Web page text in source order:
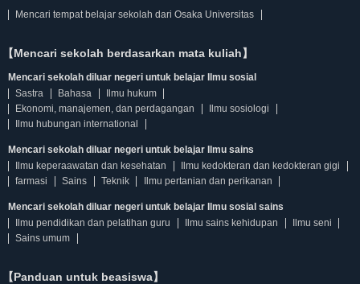
Mencari tempat belajar sekolah dari Osaka Universitas
【Mencari sekolah berdasarkan mata kuliah】
Mencari sekolah diluar negeri untuk belajar Ilmu sosial
Sastra
Bahasa
Ilmu hukum
Ekonomi, manajemen, dan perdagangan
Ilmu sosiologi
Ilmu hubungan international
Mencari sekolah diluar negeri untuk belajar Ilmu sains
Ilmu keperaawatan dan kesehatan
Ilmu kedokteran dan kedokteran gigi
farmasi
Sains Teknik Ilmu pertanian dan perikanan
Mencari sekolah diluar negeri untuk belajar Ilmu sosial sains
Ilmu pendidikan dan pelatihan guru
Ilmu sains kehidupan
Ilmu seni
Sains umum
【Panduan untuk beasiswa】